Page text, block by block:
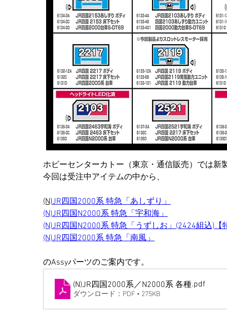
ホビーセンターカトー（東京・通信販売）では新
今回は受注中アイテムの中から、
(N)JR四国2000系 特急「あしずり」
(N)JR四国N2000系 特急「宇和海」
(N)JR四国N2000系 特急「うずしお」(2424組込)【
(N)JR四国2000系 特急「南風」
のAssyパーツのご案内です。
(N)JR四国2000系／N2000系 各種.pdf
ダウンロード：PDF • 275KB